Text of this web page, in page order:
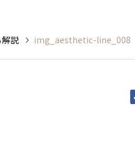
説 img_aesthetic-line_008